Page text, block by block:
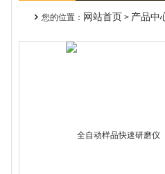
您的位置： 网站首页 > 产品中